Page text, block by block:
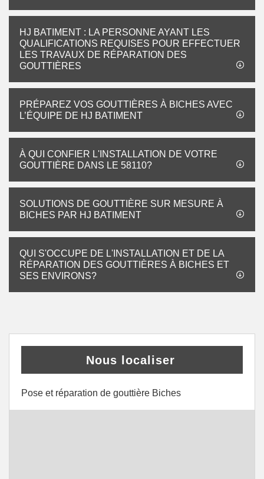
HJ BATIMENT : LA PERSONNE AYANT LES
QUALIFICATIONS REQUISES POUR EFFECTUER
LES TRAVAUX DE RÉPARATION DES
GOUTTIÈRES
PRÉPAREZ VOS GOUTTIÈRES À BICHES AVEC
L’ÉQUIPE DE HJ BATIMENT
À QUI CONFIER L'INSTALLATION DE VOTRE
GOUTTIÈRE DANS LE 58110?
SOLUTIONS DE GOUTTIÈRE SUR MESURE À
BICHES PAR HJ BATIMENT
QUI S'OCCUPE DE L'INSTALLATION ET DE LA
RÉPARATION DES GOUTTIÈRES À BICHES ET
SES ENVIRONS?
Nous localiser
Pose et réparation de gouttière Biches